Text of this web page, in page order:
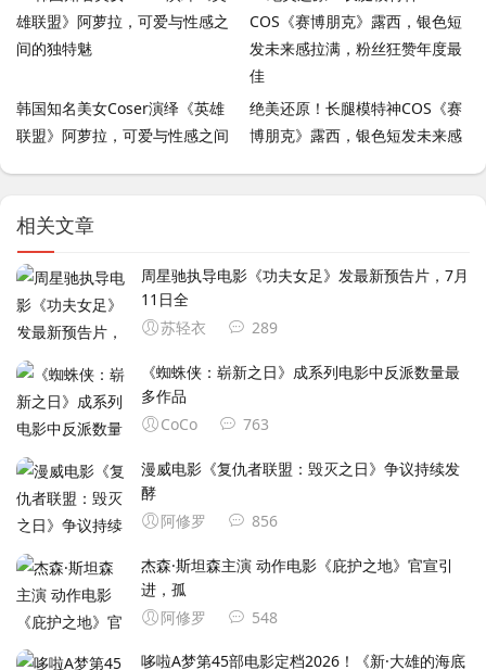
韩国知名美女Coser演绎《英雄
联盟》阿萝拉，可爱与性感之间
绝美还原！长腿模特神COS《赛
博朋克》露西，银色短发未来感
相关文章
周星驰执导电影《功夫女足》发最新预告片，7月
11日全
苏轻衣
289
《蜘蛛侠：崭新之日》成系列电影中反派数量最
多作品
CoCo
763
漫威电影《复仇者联盟：毁灭之日》争议持续发
酵
阿修罗
856
杰森·斯坦森主演 动作电影《庇护之地》官宣引
进，孤
阿修罗
548
哆啦A梦第45部电影定档2026！《新·大雄的海底